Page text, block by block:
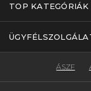
TOP KATEGÓRIÁK
ÁSZF